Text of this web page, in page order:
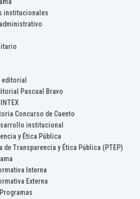
institucionales
Pascual Bravo
Concurso de Cuento
institucional
y Ética Pública
de Transparencia y Ética Pública (PTEP)
Interna
Externa